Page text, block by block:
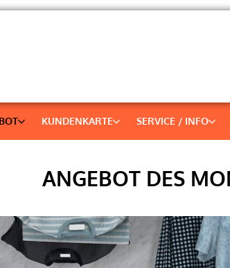
KUNDENKARTE SERVICE / INFO
ANGEBOT DES